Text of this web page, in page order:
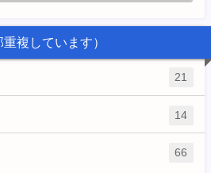
複しています）
21
14
66